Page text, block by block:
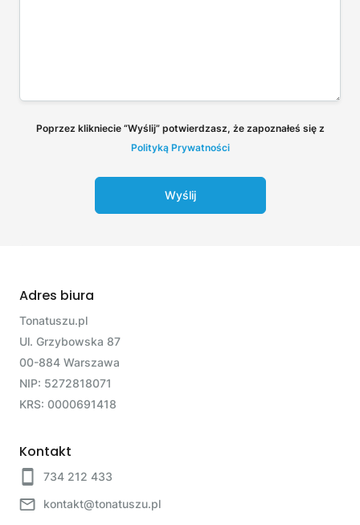
Poprzez klikniecie “Wyślij” potwierdzasz, że zapoznałeś się z
Polityką Prywatności
Wyślij
Adres biura
Tonatuszu.pl
Ul. Grzybowska 87
00-884 Warszawa
NIP: 5272818071
KRS: 0000691418
Kontakt
734 212 433
kontakt@tonatuszu.pl